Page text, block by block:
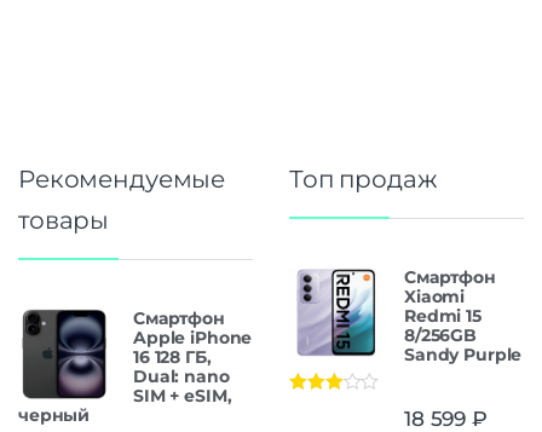
Рекомендуемые
товары
Смартфон
Apple iPhone
16 128 ГБ,
Dual: nano
SIM + eSIM,
черный
Топ продаж
Смартфон
Xiaomi
Redmi 15
8/256GB
Sandy Purple
18 599 ₽